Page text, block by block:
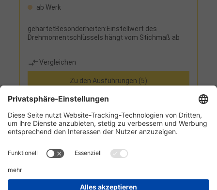
ab Werk
gehärtetBesonderheiten:Einstellwert des
Drehmomentschlüssels hängt vom Stichmaß ab
Vergleichen
Zu den Ausführungen (5)
Informationen
Kundenservice